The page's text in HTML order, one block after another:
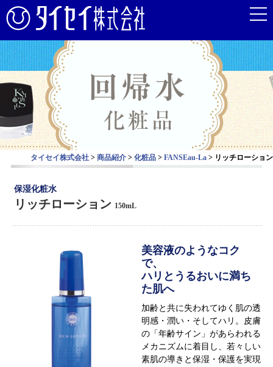
タイセイ株式会社 > 商品紹介 > 化粧品 > FANSEau-La > リッチローション
保湿化粧水
リッチローション 150mL
美容液のようなコク
で、
ハリとうるおいに満ち
た肌へ
加齢と共に失われてゆく肌の透
明感・潤い・そしてハリ。皮膚
の「年齢サイン」があらわれる
メカニズムに着目し、若々しい
素肌の導きと保湿・保護を実現